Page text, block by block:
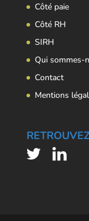
Côté paie
Côté RH
SIRH
Qui sommes-
Contact
Mentions